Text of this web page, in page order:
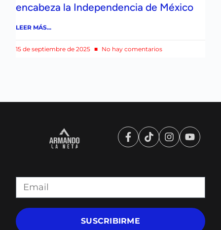
encabeza la Independencia de México
LEER MÁS...
15 de septiembre de 2025 No hay comentarios
SUSCRIBIRME